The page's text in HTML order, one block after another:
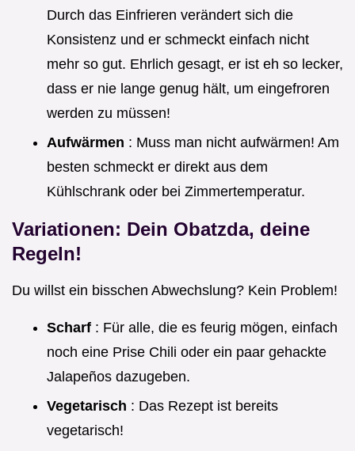
Durch das Einfrieren verändert sich die
Konsistenz und er schmeckt einfach nicht
mehr so gut. Ehrlich gesagt, er ist eh so lecker,
dass er nie lange genug hält, um eingefroren
werden zu müssen!
Aufwärmen : Muss man nicht aufwärmen! Am
besten schmeckt er direkt aus dem
Kühlschrank oder bei Zimmertemperatur.
Variationen: Dein Obatzda, deine
Regeln!
Du willst ein bisschen Abwechslung? Kein Problem!
Scharf : Für alle, die es feurig mögen, einfach
noch eine Prise Chili oder ein paar gehackte
Jalapeños dazugeben.
Vegetarisch : Das Rezept ist bereits
vegetarisch!